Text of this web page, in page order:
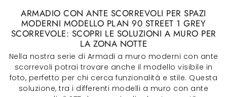
ARMADIO CON ANTE SCORREVOLI PER SPAZI
MODERNI MODELLO PLAN 90 STREET 1 GREY
SCORREVOLE: SCOPRI LE SOLUZIONI A MURO PER
LA ZONA NOTTE
Nella nostra serie di Armadi a muro moderni con ante
scorrevoli potrai trovare anche il modello visibile in
foto, perfetto per chi cerca funzionalità e stile. Questa
soluzione, tra i differenti modelli a muro con ante